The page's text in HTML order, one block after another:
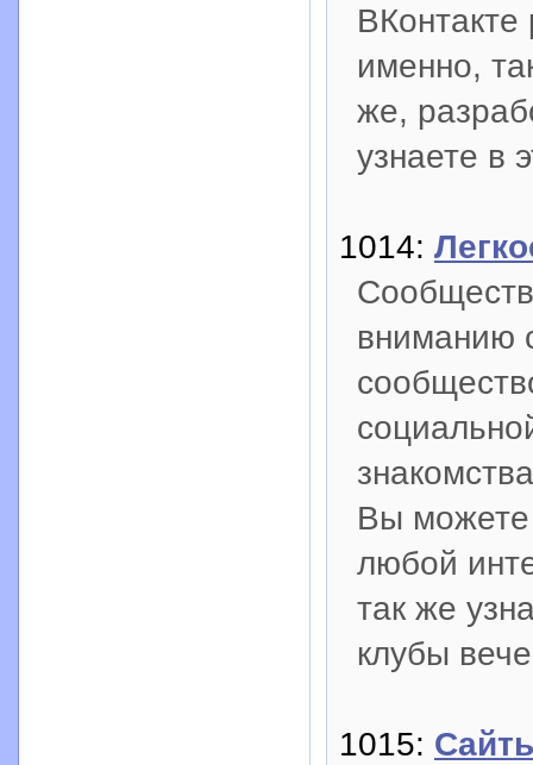
именно,
же,
узнаете в
1014:
вниманию
Вы можете
любой
так же
клубы
1015: